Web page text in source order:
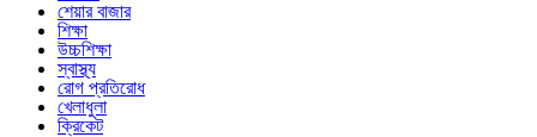
শেয়ার বাজার
শিক্ষা
উচ্চশিক্ষা
স্বাস্থ্য
রোগ প্রতিরোধ
খেলাধুলা
ক্রিকেট